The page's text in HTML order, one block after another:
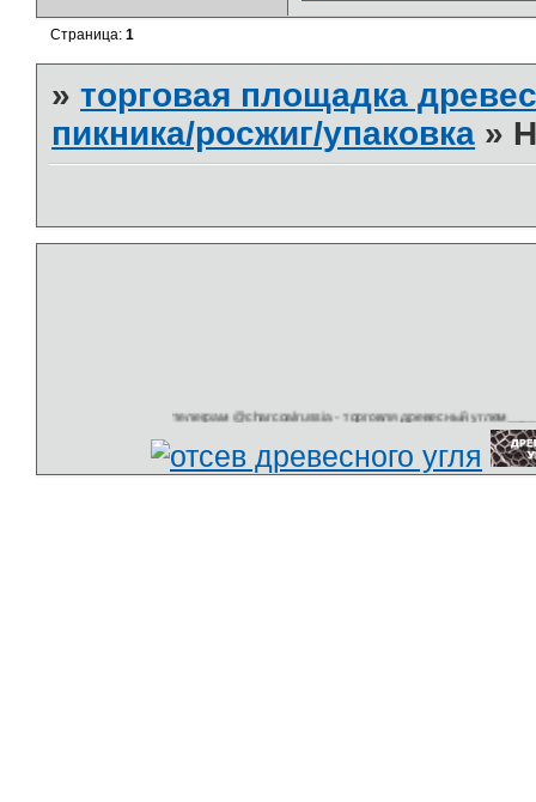
Страница:1
»торговая площадка
пикника/росжиг/упаковка »
телеграм @charcoalrussia - торговля древесный